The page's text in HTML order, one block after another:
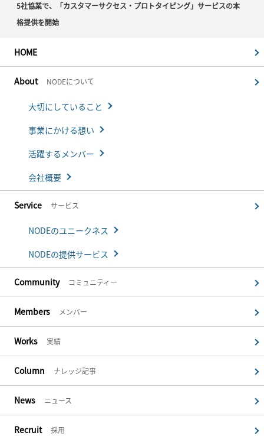
5社協業で、「カスタマーサクセス・プロトタイピング」サービスの本
格提供を開始
HOME
About NODEについて
大切にしていること
事業にかける想い
活躍するメンバー
会社概要
Service サービス
NODEのユニークネス
NODEの提供サービス
Community コミュニティー
Members メンバー
Works 実績
Column ナレッジ記事
News ニュース
Recruit 採用